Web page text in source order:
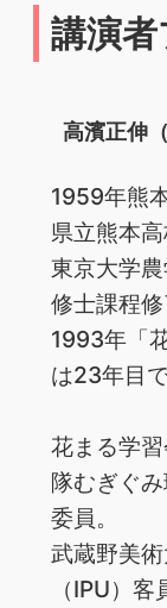
講演
高濱正伸
1959年熊
県立熊本
東京大学
修士課程修
1993年「
は23年目
花まる学
隊むぎぐ
委員。
武蔵野美
（IPU）客